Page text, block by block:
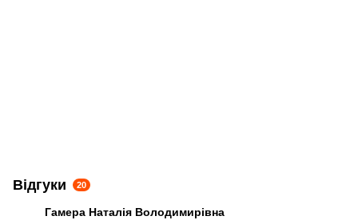
Відгуки 20
Гамера Наталія Володимирівна